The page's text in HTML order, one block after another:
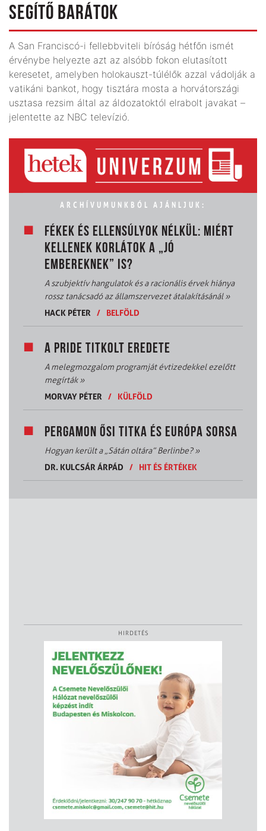
SEGÍTŐ BARÁTOK
A San Franciscó-i fellebbviteli bíróság hétfőn ismét
érvénybe helyezte azt az alsóbb fokon elutasított
keresetet, amelyben holokauszt-túlélők azzal vádolják a
vatikáni bankot, hogy tisztára mosta a horvátországi
usztasa rezsim által az áldozatoktól elrabolt javakat –
jelentette az NBC televízió.
ARCHÍVUMUNKBÓL AJÁNLJUK:
FÉKEK ÉS ELLENSÚLYOK NÉLKÜL: MIÉRT
KELLENEK KORLÁTOK A „JÓ
EMBEREKNEK” IS?
A szubjektív hangulatok és a racionális érvek hiánya
rossz tanácsadó az államszervezet átalakításánál»
HACK PÉTER
/ BELFÖLD
A PRIDE TITKOLT EREDETE
A melegmozgalom programját évtizedekkel ezelőtt
megírták»
MORVAY PÉTER
/ KÜLFÖLD
PERGAMON ŐSI TITKA ÉS EURÓPA SORSA
Hogyan került a „Sátán oltára” Berlinbe?»
DR. KULCSÁR ÁRPÁD
/ HIT ÉS ÉRTÉKEK
HIRDETÉS